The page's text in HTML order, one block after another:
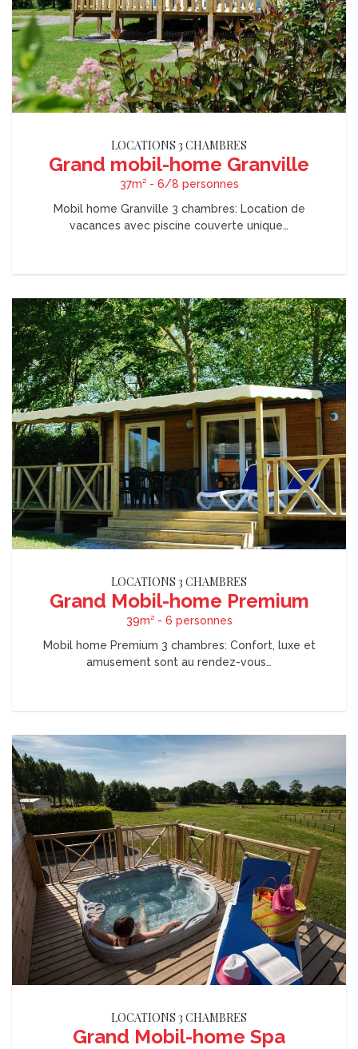
LOCATIONS 3 CHAMBRES
Grand mobil-home Granville
37m² - 6/8 personnes
Mobil home Granville 3 chambres: Location de
vacances avec piscine couverte unique…
LOCATIONS 3 CHAMBRES
Grand Mobil-home Premium
39m² - 6 personnes
Mobil home Premium 3 chambres: Confort, luxe et
amusement sont au rendez-vous…
LOCATIONS 3 CHAMBRES
Grand Mobil-home Spa